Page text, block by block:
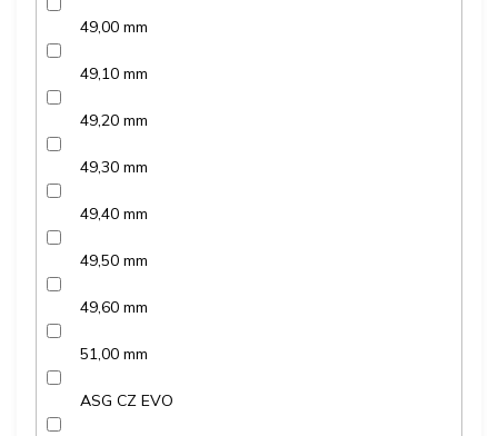
49,00 mm
49,10 mm
49,20 mm
49,30 mm
49,40 mm
49,50 mm
49,60 mm
51,00 mm
ASG CZ EVO